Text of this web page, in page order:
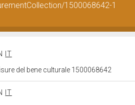
1500068642-1
IT
del bene culturale 1500068642
IT